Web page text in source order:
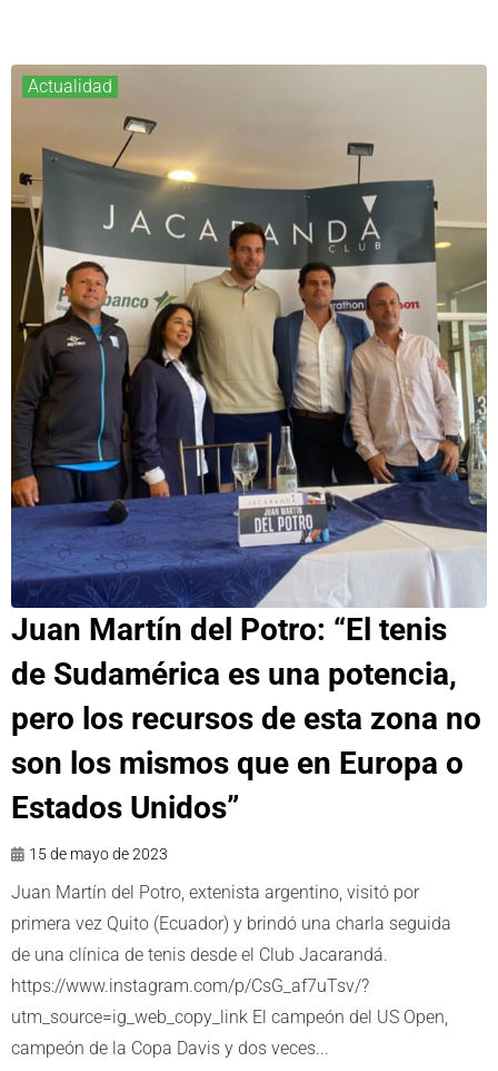
Actualidad
Juan Martín del Potro: “El tenis
de Sudamérica es una potencia,
pero los recursos de esta zona no
son los mismos que en Europa o
Estados Unidos”
15 de mayo de 2023
Juan Martín del Potro, extenista argentino, visitó por
primera vez Quito (Ecuador) y brindó una charla seguida
de una clínica de tenis desde el Club Jacarandá.
https://www.instagram.com/p/CsG_af7uTsv/?
utm_source=ig_web_copy_link El campeón del US Open,
campeón de la Copa Davis y dos veces...